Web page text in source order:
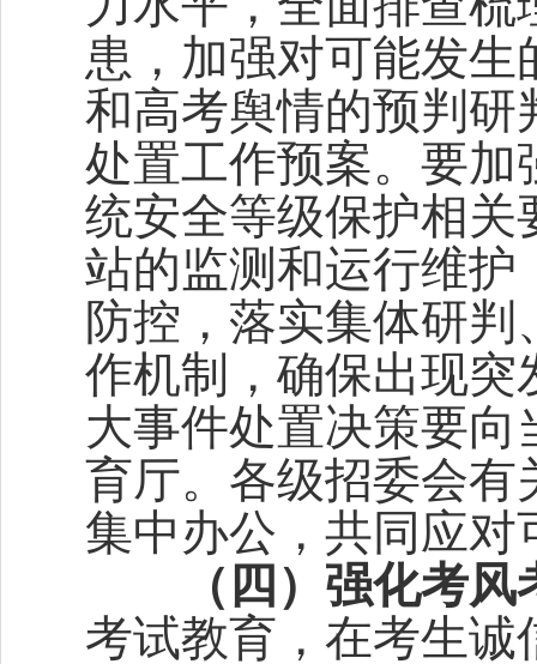
患，加强对可能发
和高考舆情的预判研
处置工作预案。要加
统安全等级保护相关
站的监测和运行维护
防控，落实集体研
作机制，确保出现突
大事件处置决策要
育厅。各级招委会有
集中办公，共同应
（四）强化考
考试教育，在考生